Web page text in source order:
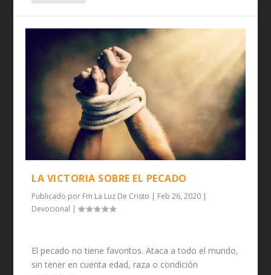
LA VICTORIA SOBRE EL PECADO
Publicado por Fm La Luz De Cristo | Feb 26, 2020 |
Devocional |
El pecado no tiene favoritos. Ataca a todo el mundo,
sin tener en cuenta edad, raza o condición